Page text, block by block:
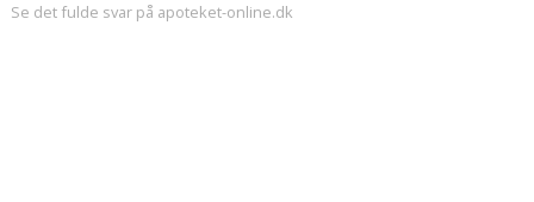
Se det fulde svar på apoteket-online.dk